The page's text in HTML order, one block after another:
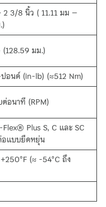
3/8 นิ้ว ( 11.11 มม –
มม.)
อนด์ (in-lb) (≈512 Nm)
อนาที (RPM)
Plus S, C และ SC
อแบบยืดหยุ่น
(≈ -54°C ถึง